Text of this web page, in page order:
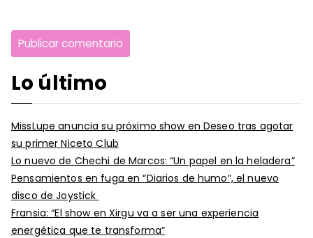
Lo último
MissLupe anuncia su próximo show en Deseo tras agotar
su primer Niceto Club
Lo nuevo de Chechi de Marcos: “Un papel en la heladera”
Pensamientos en fuga en “Diarios de humo”, el nuevo
disco de Joystick
Fransia: “El show en Xirgu va a ser una experiencia
energética que te transforma”